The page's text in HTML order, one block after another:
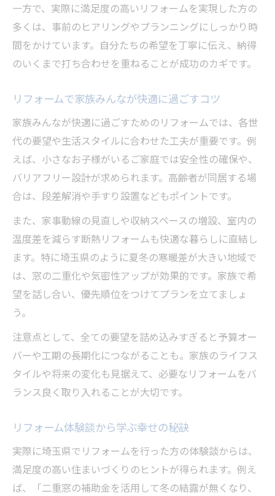
一方で、実際に満足度の高いリフォームを実現した方の
多くは、事前のヒアリングやプランニングにしっかり時
間をかけています。自分たちの希望を丁寧に伝え、納得
のいくまで打ち合わせを重ねることが成功のカギです。
リフォームで家族みんなが快適に過ごすコツ
家族みんなが快適に過ごすためのリフォームでは、各世
代の要望や生活スタイルに合わせた工夫が重要です。例
えば、小さなお子様がいるご家庭では安全性の確保や、
バリアフリー設計が求められます。高齢者が同居する場
合は、段差解消や手すり設置などもポイントです。
また、家事動線の見直しや収納スペースの増設、室内の
温度差を減らす断熱リフォームも快適な暮らしに直結し
ます。特に埼玉県のように夏冬の寒暖差が大きい地域で
は、窓の二重化や気密性アップが効果的です。家族で希
望を話し合い、優先順位をつけてプランを立てましょ
う。
注意点として、全ての要望を詰め込みすぎると予算オー
バーや工期の長期化につながることも。家族のライフス
タイルや将来の変化も見据えて、必要なリフォームをバ
ランス良く取り入れることが大切です。
リフォーム体験談から学ぶ幸せの秘訣
実際に埼玉県でリフォームを行った方の体験談からは、
満足度の高い住まいづくりのヒントが得られます。例え
ば、「二重窓の補助金を活用して冬の結露が無くなり、